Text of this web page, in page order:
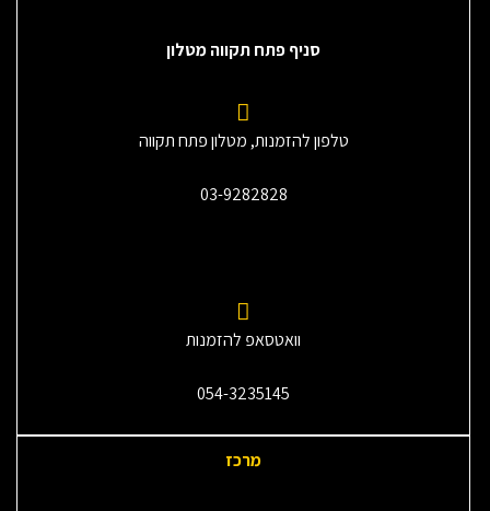
סניף פתח תקווה מטלון
טלפון להזמנות, מטלון פתח תקווה
03-9282828
וואטסאפ להזמנות
054-3235145‎
מרכז